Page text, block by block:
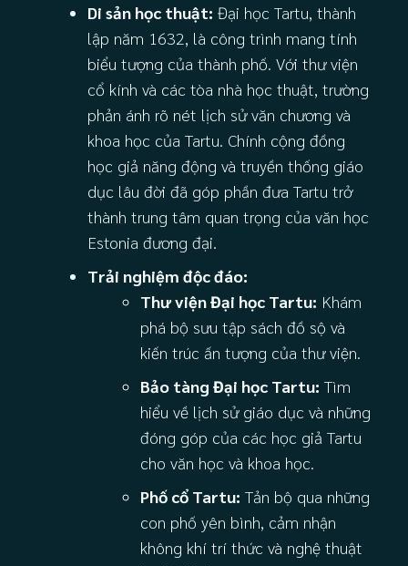
Di sản học thuật: Đại học Tartu, thành
lập năm 1632, là công trình mang tính
biểu tượng của thành phố. Với thư viện
cổ kính và các tòa nhà học thuật, trường
phản ánh rõ nét lịch sử văn chương và
khoa học của Tartu. Chính cộng đồng
học giả năng động và truyền thống giáo
dục lâu đời đã góp phần đưa Tartu trở
thành trung tâm quan trọng của văn học
Estonia đương đại.
Trải nghiệm độc đáo:
Thư viện Đại học Tartu: Khám
phá bộ sưu tập sách đồ sộ và
kiến trúc ấn tượng của thư viện.
Bảo tàng Đại học Tartu: Tìm
hiểu về lịch sử giáo dục và những
đóng góp của các học giả Tartu
cho văn học và khoa học.
Phố cổ Tartu: Tản bộ qua những
con phố yên bình, cảm nhận
không khí trí thức và nghệ thuật